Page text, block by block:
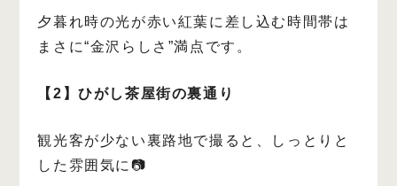
夕暮れ時の光が赤い紅葉に差し込む時間帯は
まさに“金沢らしさ”満点です。
【2】ひがし茶屋街の裏通り
観光客が少ない裏路地で撮ると、しっとりと
した雰囲気に📷